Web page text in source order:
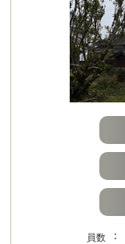
員数 ：